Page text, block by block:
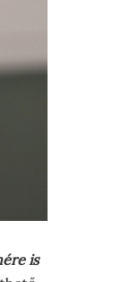
is